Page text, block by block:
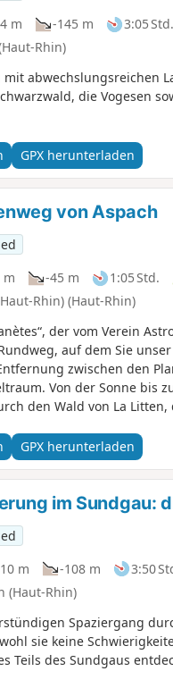
m -145 m 3:05 Std.
Rhin)
mit abwechslungsreichen
die Vogesen
GPX herunterladen
von Aspach
m -45 m 1:05 Std.
Rhin) (Haut-Rhin)
der vom Verein
auf dem Sie
zwischen den
Von der Sonne bis
den Wald von La
dem Wasserschutz und
GPX herunterladen
im Sundgau:
m -108 m 3:50
(Haut-Rhin)
Spaziergang
sie keine
Teils des Sundgaus